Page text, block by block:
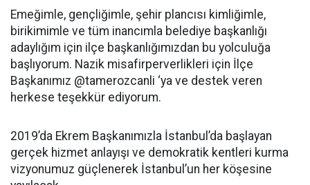
Emeğimle, gençliğimle, şehir plancısı kimliğimle,
birikimimle ve tüm inancımla belediye başkanlığı
adaylığım için ilçe başkanlığımızdan bu yolculuğa
başlıyorum. Nazik misafirperverlikleri için İlçe
Başkanımız @tamerozcanli ‘ya ve destek veren
herkese teşekkür ediyorum.
2019’da Ekrem Başkanımızla İstanbul’da başlayan
gerçek hizmet anlayışı ve demokratik kentleri kurma
vizyonumuz güçlenerek İstanbul’un her köşesine